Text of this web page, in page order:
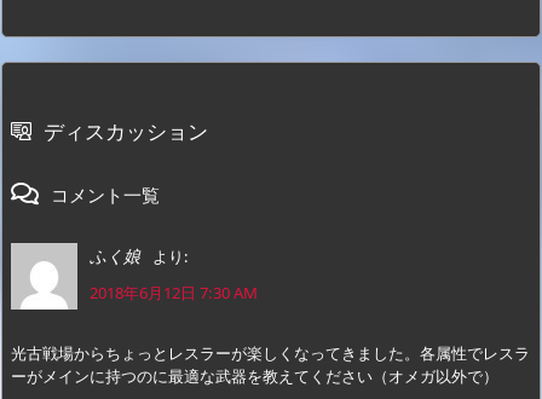
ディスカッション
コメント一覧
ふく娘
より:
2018年6月12日 7:30 AM
光古戦場からちょっとレスラーが楽しくなってきました。各属性でレスラ
ーがメインに持つのに最適な武器を教えてください（オメガ以外で）